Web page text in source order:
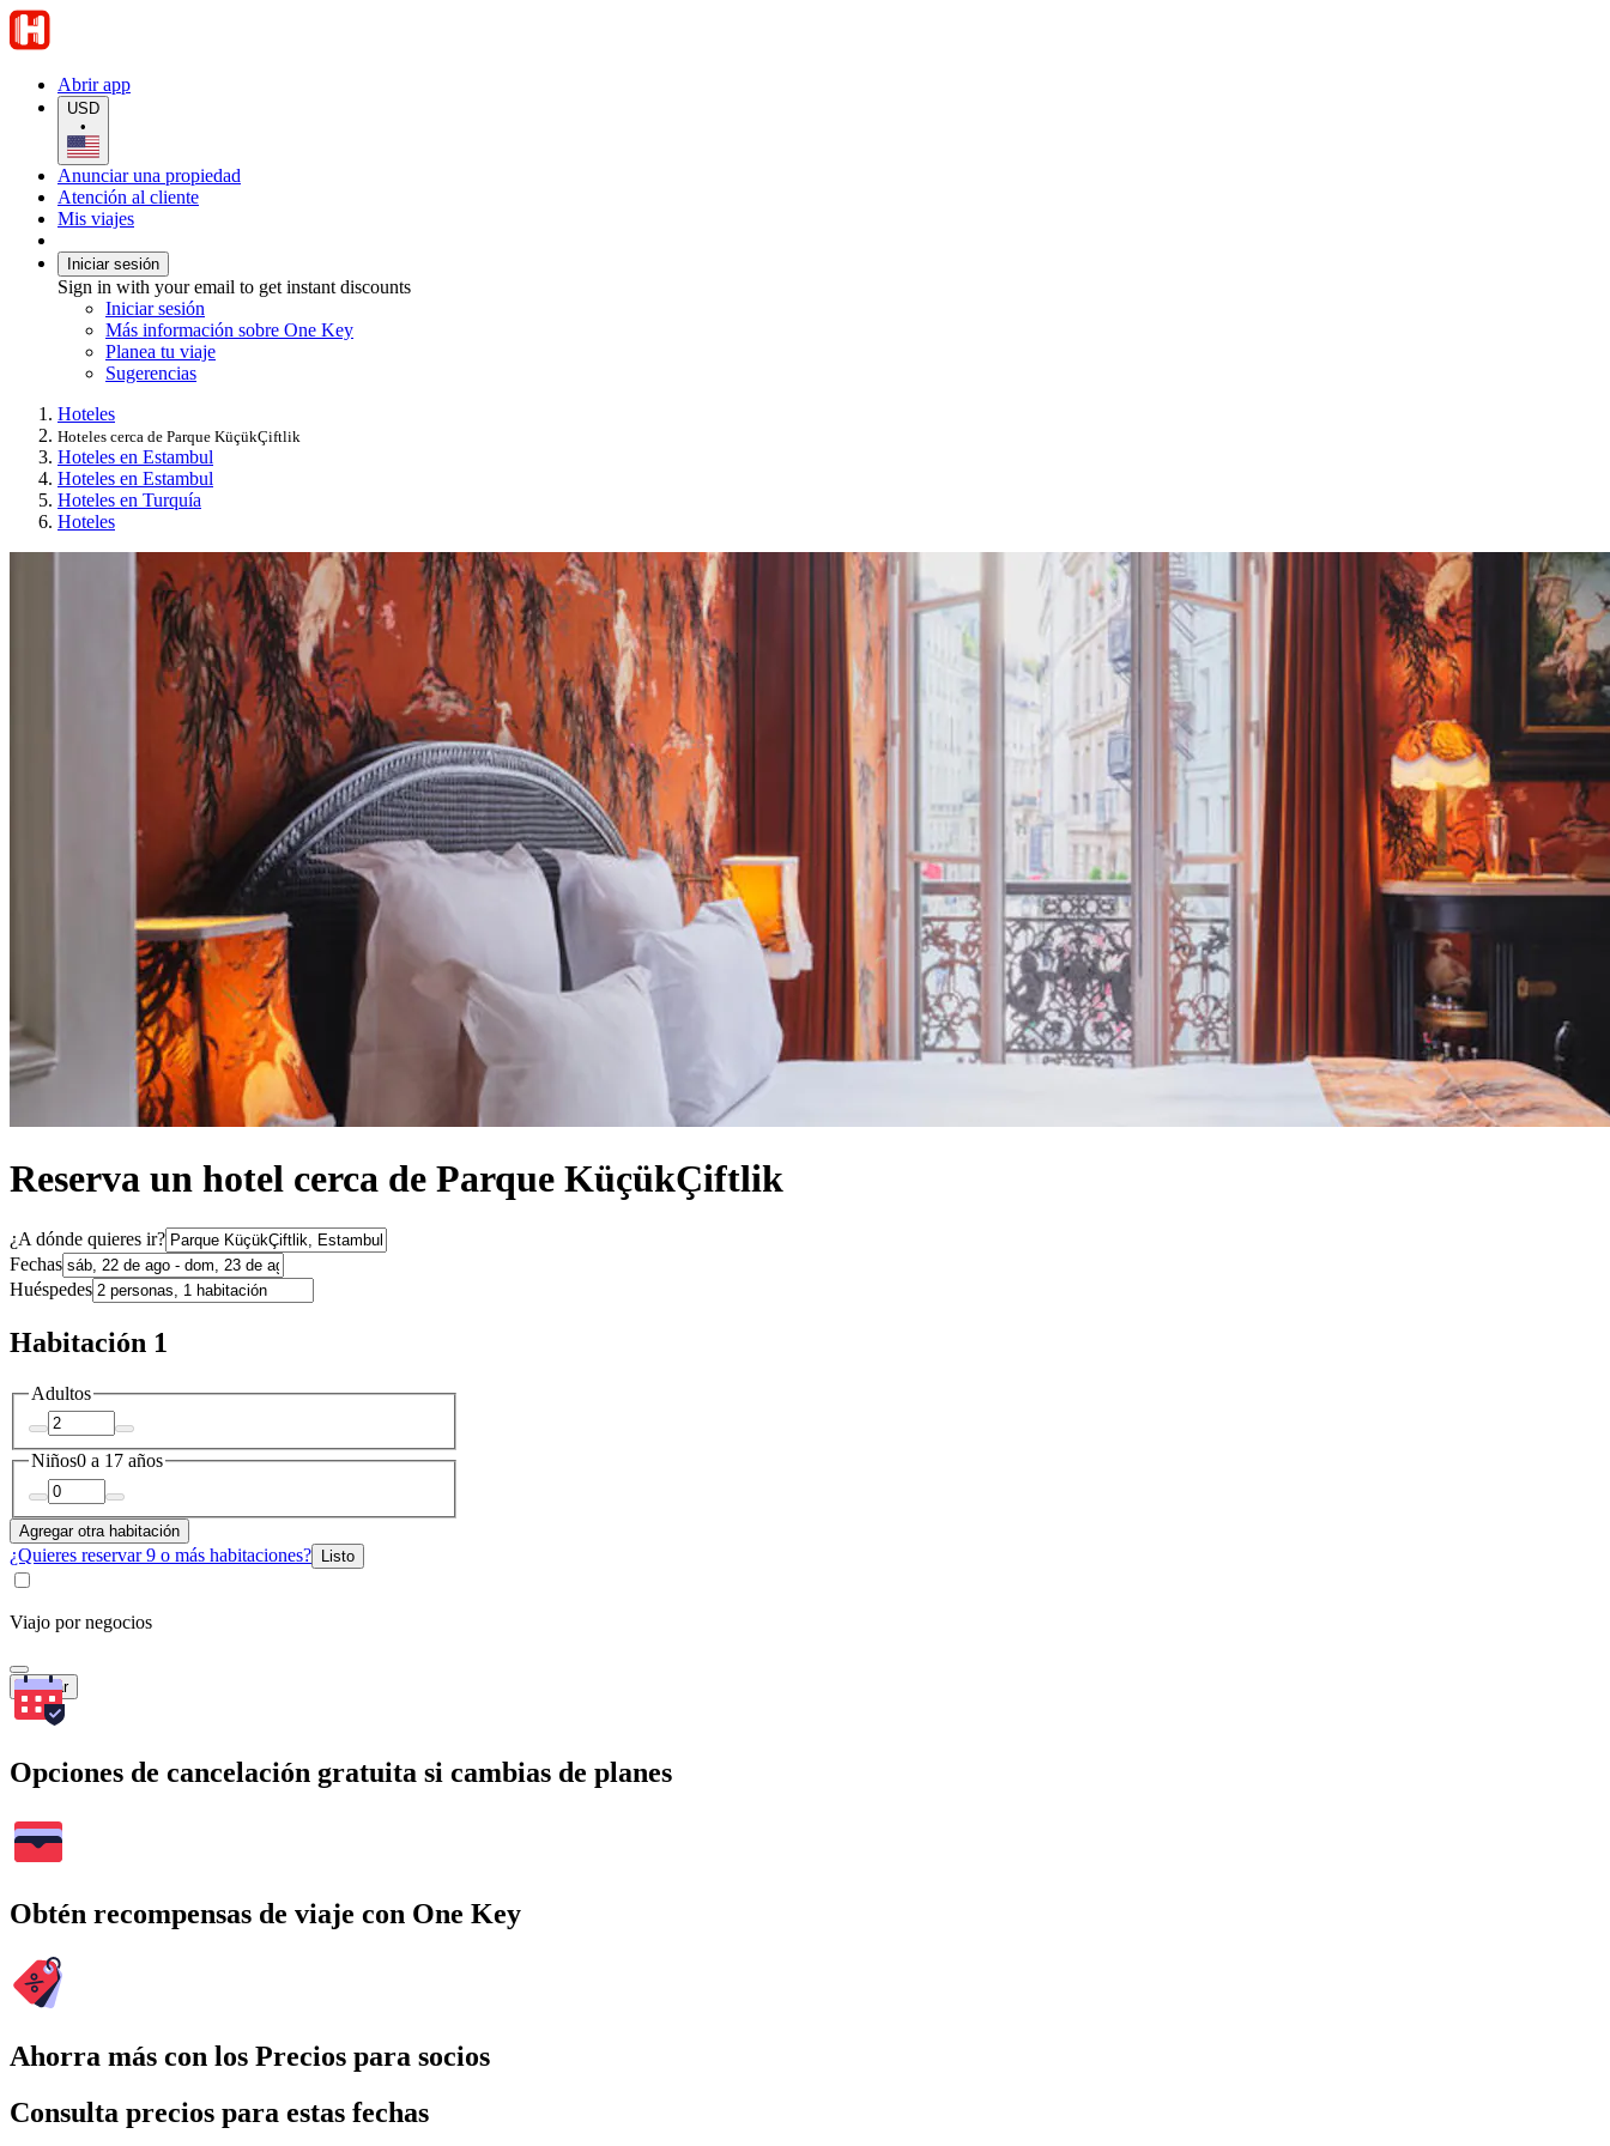
Abrir app
USD
•
Anunciar una propiedad
Atención al cliente
Mis viajes
Iniciar sesión
Sign in with your email to get instant discounts
Iniciar sesión
Más información sobre One Key
Planea tu viaje
Sugerencias
Hoteles
Hoteles cerca de Parque KüçükÇiftlik
Hoteles en Estambul
Hoteles en Estambul
Hoteles en Turquía
Hoteles
Reserva un hotel cerca de Parque KüçükÇiftlik
¿A dónde quieres ir?
Fechas
Huéspedes
Habitación 1
Adultos
Niños0 a 17 años
Agregar otra habitación
¿Quieres reservar 9 o más habitaciones? Listo
Viajo por negocios
Buscar
Opciones de cancelación gratuita si cambias de planes
Obtén recompensas de viaje con One Key
Ahorra más con los Precios para socios
Consulta precios para estas fechas